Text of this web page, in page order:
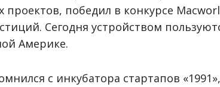
победил в конкурсе
Сегодня устройством
Америке.
с инкубатора стартапов